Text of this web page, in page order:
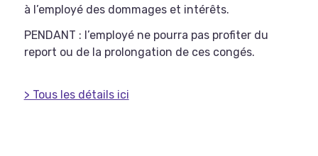
à l’employé des dommages et intérêts.
PENDANT : l’employé ne pourra pas profiter du
report ou de la prolongation de ces congés.
> Tous les détails ici